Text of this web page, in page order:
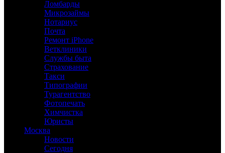
Ломбарды
Микрозаймы
Нотариус
Почта
Ремонт iPhone
Ветклиники
Службы быта
Страхование
Такси
Типографии
Турагентство
Фотопечать
Химчистка
Юристы
Москва
Новости
Сегодня